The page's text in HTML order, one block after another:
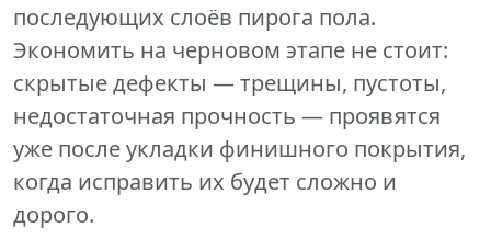
последующих слоёв пирога пола.
Экономить на черновом этапе не стоит:
скрытые дефекты — трещины, пустоты,
недостаточная прочность — проявятся
уже после укладки финишного покрытия,
когда исправить их будет сложно и
дорого.